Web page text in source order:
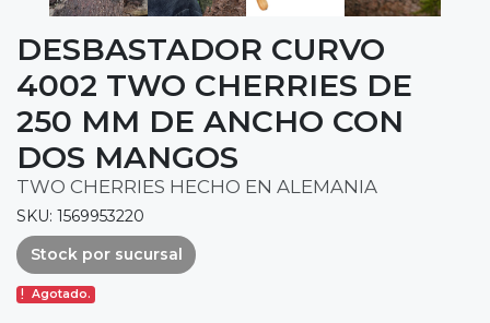
DESBASTADOR CURVO
4002 TWO CHERRIES DE
250 MM DE ANCHO CON
DOS MANGOS
TWO CHERRIES HECHO EN ALEMANIA
SKU: 1569953220
Stock por sucursal
Agotado.